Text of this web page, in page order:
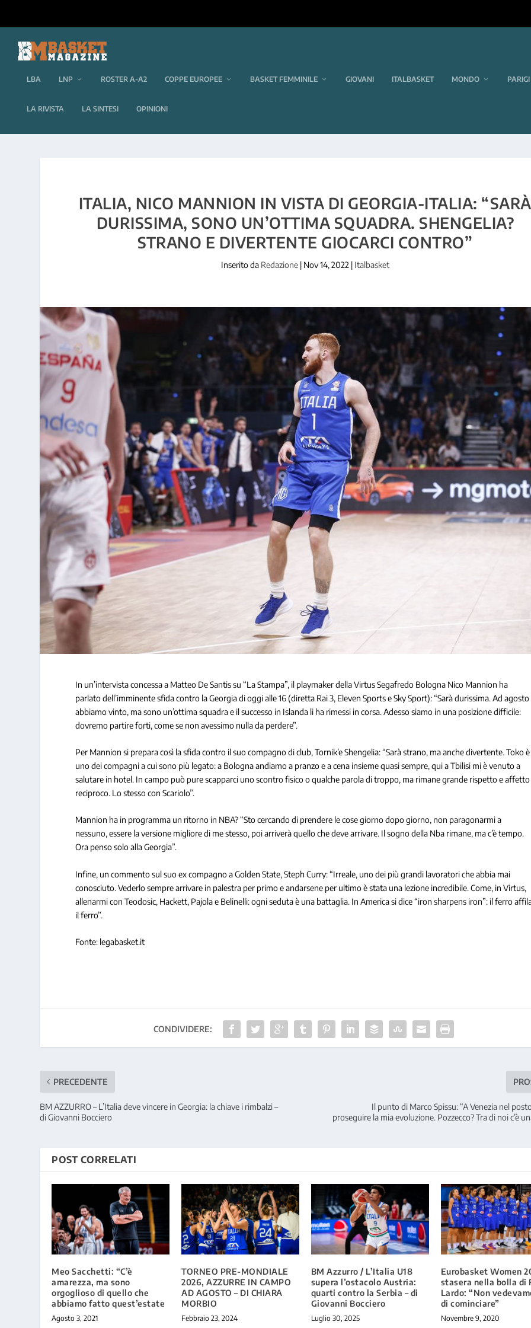
LBA LNP ROSTER A-A2 COPPE EUROPEE BASKET FEMMINILE GIOVANI ITALBASKET MONDO
LA RIVISTA LA SINTESI OPINIONI
ITALIA, NICO MANNION IN VISTA DI GEORGIA-ITALIA: “SARÀ
DURISSIMA, SONO UN’OTTIMA SQUADRA. SHENGELIA?
STRANO E DIVERTENTE GIOCARCI CONTRO”
Inserito da Redazione| Nov 14, 2022 | Italbasket
In un’intervista concessa a Matteo De Santis su “La Stampa”, il playmaker della Virtus Segafredo Bologna Nico Mannion ha
parlato dell’imminente sfida contro la Georgia di oggi alle 16 (diretta Rai 3, Eleven Sports e Sky Sport): “Sarà durissima. Ad agosto
abbiamo vinto, ma sono un’ottima squadra e il successo in Islanda li ha rimessi in corsa. Adesso siamo in una posizione difficile:
dovremo partire forti, come se non avessimo nulla da perdere”.
Per Mannion si prepara così la sfida contro il suo compagno di club, Tornik’e Shengelia: “Sarà strano, ma anche divertente. Toko è
uno dei compagni a cui sono più legato: a Bologna andiamo a pranzo e a cena insieme quasi sempre, qui a Tbilisi mi è venuto a
salutare in hotel. In campo può pure scapparci uno scontro fisico o qualche parola di troppo, ma rimane grande rispetto e affetto
reciproco. Lo stesso con Scariolo”.
Mannion ha in programma un ritorno in NBA? “Sto cercando di prendere le cose giorno dopo giorno, non paragonarmi a
nessuno, essere la versione migliore di me stesso, poi arriverà quello che deve arrivare. Il sogno della Nba rimane, ma c’è tempo.
Ora penso solo alla Georgia”.
Infine, un commento sul suo ex compagno a Golden State, Steph Curry: “Irreale, uno dei più grandi lavoratori che abbia mai
conosciuto. Vederlo sempre arrivare in palestra per primo e andarsene per ultimo è stata una lezione incredibile. Come, in Virtus,
allenarmi con Teodosic, Hackett, Pajola e Belinelli: ogni seduta è una battaglia. In America si dice “iron sharpens iron”: il ferro
il ferro”.
Fonte: legabasket.it
CONDIVIDERE:
PRECEDENTE
BM AZZURRO – L’Italia deve vincere in Georgia: la chiave i rimbalzi –
di Giovanni Bocciero
Il punto di Marco Spissu: “A Venezia nel
proseguire la mia evoluzione. Pozzecco? Tra di noi c’è
POST CORRELATI
Meo Sacchetti: “C’è
amarezza, ma sono
orgoglioso di quello che
abbiamo fatto quest’estate
Agosto 3, 2021
TORNEO PRE-MONDIALE
2026, AZZURRE IN CAMPO
AD AGOSTO – DI CHIARA
MORBIO
Febbraio 23, 2024
BM Azzurro / L’Italia U18
supera l’ostacolo Austria:
quarti contro la Serbia – di
Giovanni Bocciero
Luglio 30, 2025
Eurobasket Women
stasera nella bolla di
Lardo: “Non
di cominciare”
Novembre 9, 2020